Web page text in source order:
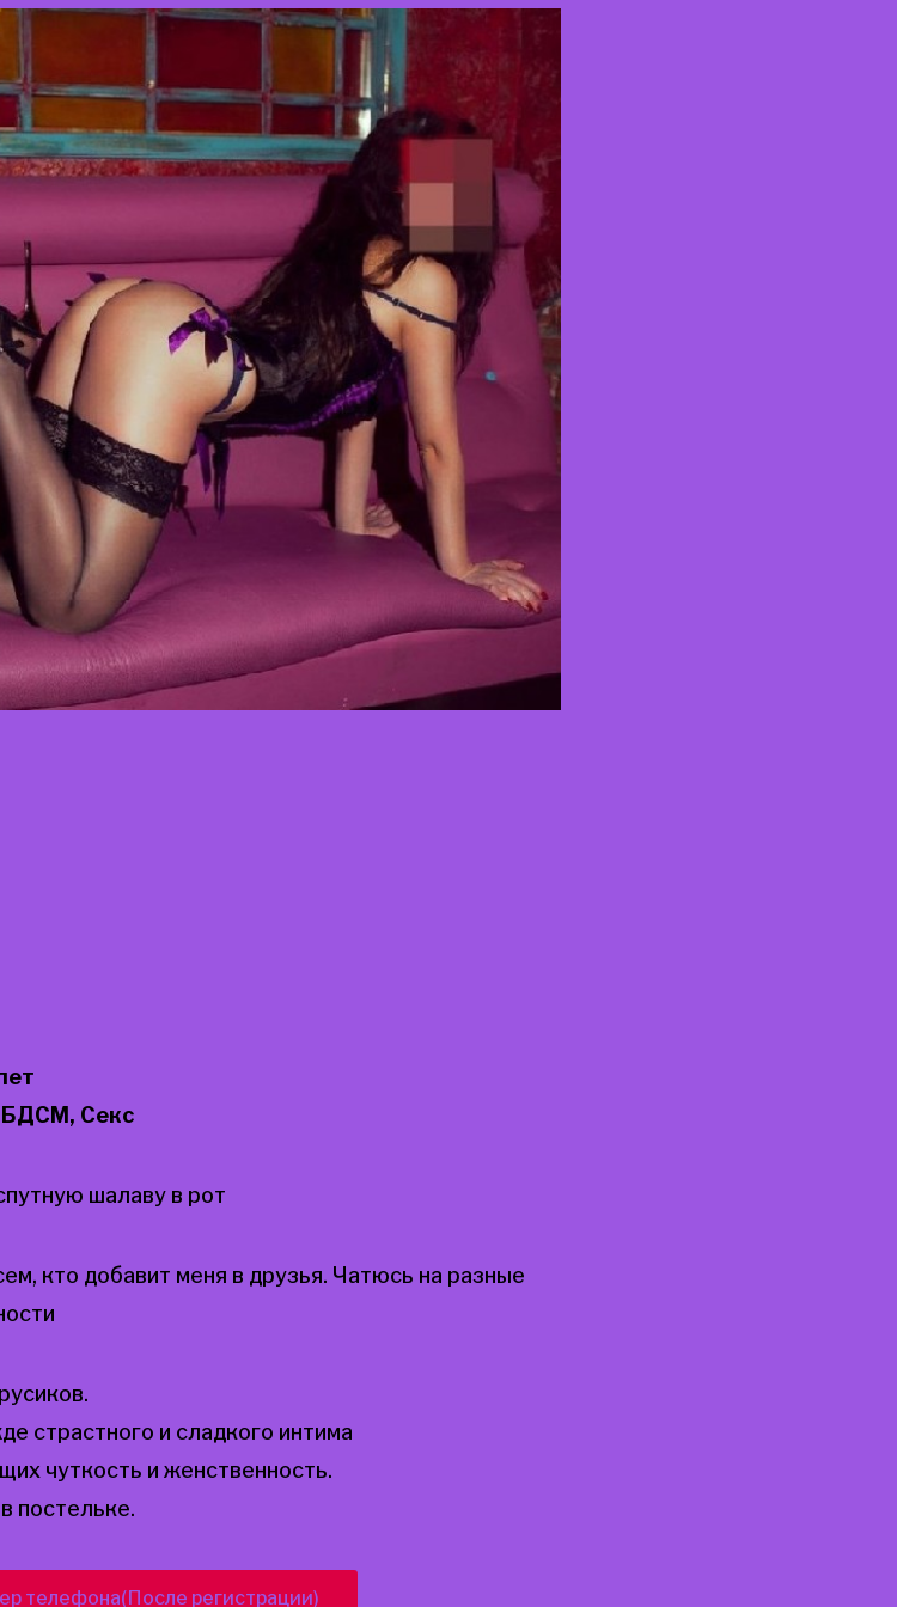
Секс
шалаву в рот
кто добавит меня в друзья. Чатюсь на разные
страстного и сладкого интима
чуткость и женственность.
постельке.
телефона(После регистрации)